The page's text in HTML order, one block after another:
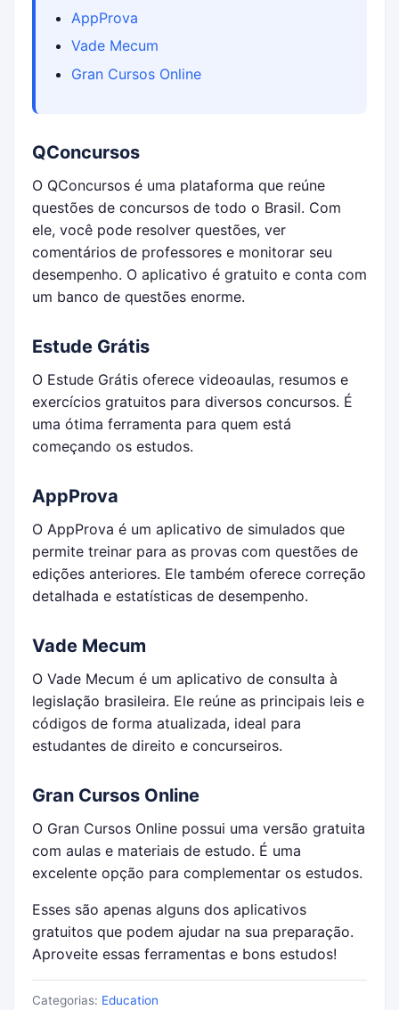
AppProva
Vade Mecum
Gran Cursos Online
QConcursos
O QConcursos é uma plataforma que reúne
questões de concursos de todo o Brasil. Com
ele, você pode resolver questões, ver
comentários de professores e monitorar seu
desempenho. O aplicativo é gratuito e conta com
um banco de questões enorme.
Estude Grátis
O Estude Grátis oferece videoaulas, resumos e
exercícios gratuitos para diversos concursos. É
uma ótima ferramenta para quem está
começando os estudos.
AppProva
O AppProva é um aplicativo de simulados que
permite treinar para as provas com questões de
edições anteriores. Ele também oferece correção
detalhada e estatísticas de desempenho.
Vade Mecum
O Vade Mecum é um aplicativo de consulta à
legislação brasileira. Ele reúne as principais leis e
códigos de forma atualizada, ideal para
estudantes de direito e concurseiros.
Gran Cursos Online
O Gran Cursos Online possui uma versão gratuita
com aulas e materiais de estudo. É uma
excelente opção para complementar os estudos.
Esses são apenas alguns dos aplicativos
gratuitos que podem ajudar na sua preparação.
Aproveite essas ferramentas e bons estudos!
Categorias: Education